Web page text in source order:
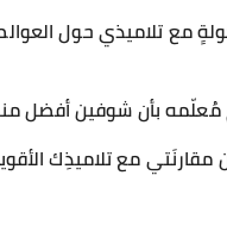
مع تلاميذي حول
مُعلّمه بأن شوفين
مع تلاميذِك